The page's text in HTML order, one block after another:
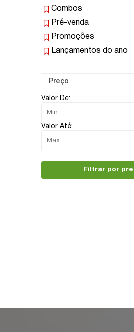
Combos
Pré-venda
Promoções
Lançamentos do ano
Preço
Valor De:
Valor Até:
Filtrar por